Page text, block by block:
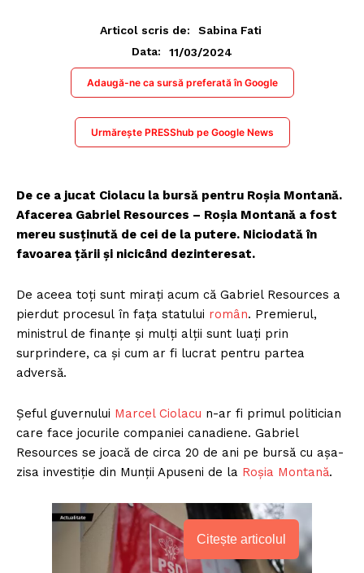
Articol scris de:
Sabina Fati
Data:
11/03/2024
Adaugă-ne ca sursă preferată în Google
Urmărește PRESShub pe Google News
De ce a jucat Ciolacu la bursă pentru Roșia Montană.
Afacerea Gabriel Resources – Roșia Montană a fost
mereu susținută de cei de la putere. Niciodată în
favoarea țării și nicicând dezinteresat.
De aceea toți sunt mirați acum că Gabriel Resources a
pierdut procesul în fața statului român. Premierul,
ministrul de finanțe și mulți alții sunt luați prin
surprindere, ca și cum ar fi lucrat pentru partea
adversă.
Șeful guvernului Marcel Ciolacu n-ar fi primul politician
care face jocurile companiei canadiene. Gabriel
Resources se joacă de circa 20 de ani pe bursă cu așa-
zisa investiție din Munții Apuseni de la Roșia Montană.
Citește articolul